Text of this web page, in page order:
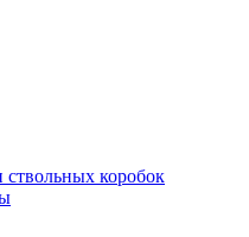
ствольных коробок